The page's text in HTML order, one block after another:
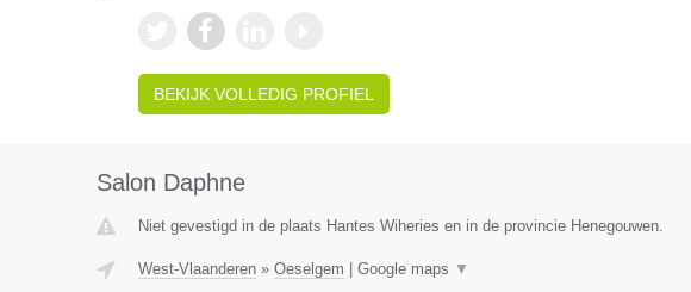
BEKIJK VOLLEDIG PROFIEL
Salon Daphne
Niet gevestigd in de plaats Hantes Wiheries en in de provincie Henegouwen.
West-Vlaanderen» Oeselgem Google maps ▼